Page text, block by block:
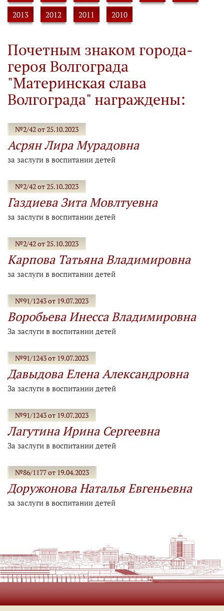
2013
2012 2011 2010
Почетным знаком города-
героя Волгограда
"Материнская слава
Волгограда" награждены:
№2/42 от 25.10.2023
Асрян Лира Мурадовна
за заслуги в воспитании детей
№2/42 от 25.10.2023
Газдиева Зита Мовлтуевна
за заслуги в воспитании детей
№2/42 от 25.10.2023
Карпова Татьяна Владимировна
за заслуги в воспитании детей
№91/1243 от 19.07.2023
Воробьева Инесса Владимировна
За заслуги в воспитании детей
№91/1243 от 19.07.2023
Давыдова Елена Александровна
За заслуги в воспитании детей
№91/1243 от 19.07.2023
Лагутина Ирина Сергеевна
За заслуги в воспитании детей
№86/1177 от 19.04.2023
Доружонова Наталья Евгеньевна
за заслуги в воспитании детей